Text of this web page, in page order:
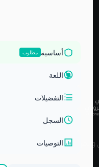
الوطني للتعليم الالكتروني